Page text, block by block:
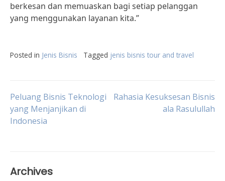
berkesan dan memuaskan bagi setiap pelanggan
yang menggunakan layanan kita.”
Posted in Jenis Bisnis Tagged jenis bisnis tour and travel
Post
navigation
Peluang Bisnis Teknologi
yang Menjanjikan di
Indonesia
Rahasia Kesuksesan Bisnis
ala Rasulullah
Archives